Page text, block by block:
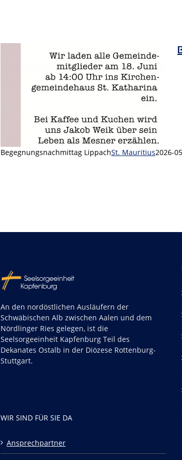
Begegnungsnachmittag LippachSt. Mauritius2026-
An den nordöstlichen Ausläufern der
Schwäbischen Alb zwischen Aalen und dem
Nördlinger Ries gelegen, ist die
Seelsorgeeinheit Kapfenburg Teil des
Dekanates Ostalb in der Diözese Rottenburg-
Stuttgart.
WIR SIND FÜR SIE DA
Ansprechpartner